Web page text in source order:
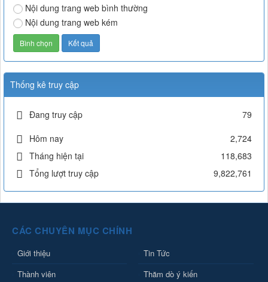
Nội dung trang web bình thường
Nội dung trang web kém
Thống kê truy cập
Đang truy cập
79
Hôm nay
2,724
Tháng hiện tại
118,683
Tổng lượt truy cập
9,822,761
CÁC CHUYÊN MỤC CHÍNH
Giới thiệu
Tin Tức
Thành viên
Thăm dò ý kiến